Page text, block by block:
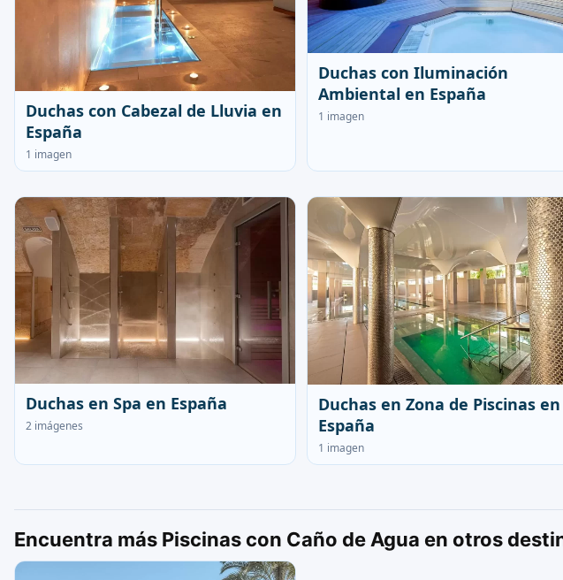
Duchas con Cabezal de Lluvia en
España
1 imagen
Duchas con Iluminación
Ambiental en España
1 imagen
Duchas en Spa en España
2 imágenes
Duchas en Zona de Piscinas en
España
1 imagen
Encuentra más Piscinas con Caño de Agua en otros